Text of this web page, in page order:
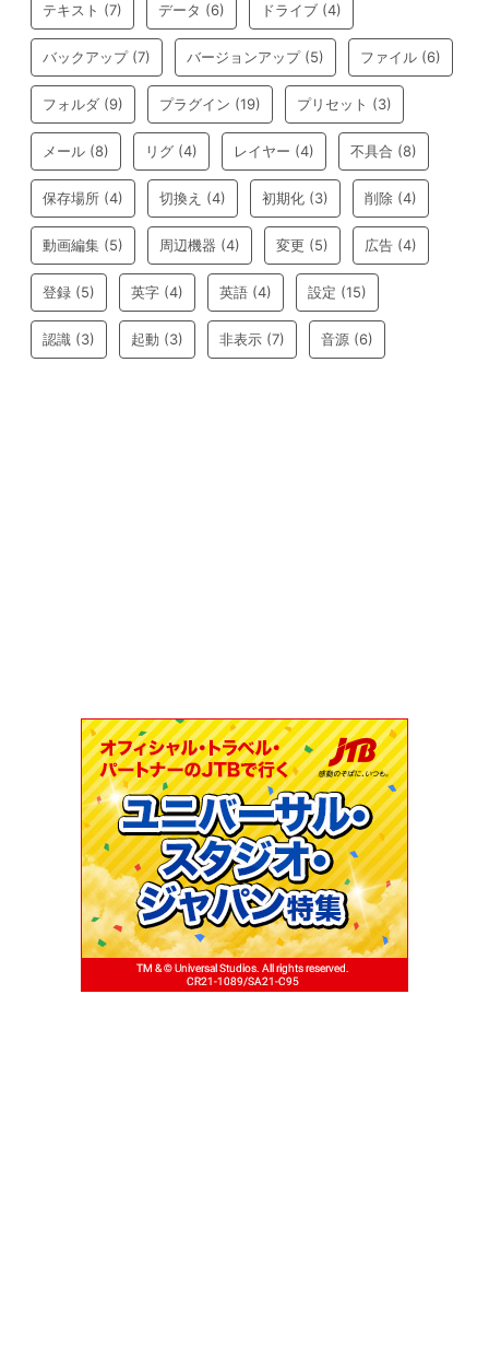
テキスト (7) データ (6) ドライブ (4)
バックアップ(7) バージョンアップ(5) ファイル (6)
フォルダ (9) プラグイン (19) プリセット (3)
メール (8) リグ (4) レイヤー (4) 不具合 (8)
保存場所 (4) 切換え (4) 初期化 (3) 削除 (4)
動画編集 (5) 周辺機器 (4) 変更 (5) 広告 (4)
登録 (5) 英字 (4) 英語 (4) 設定 (15)
認識 (3) 起動 (3) 非表示 (7) 音源 (6)